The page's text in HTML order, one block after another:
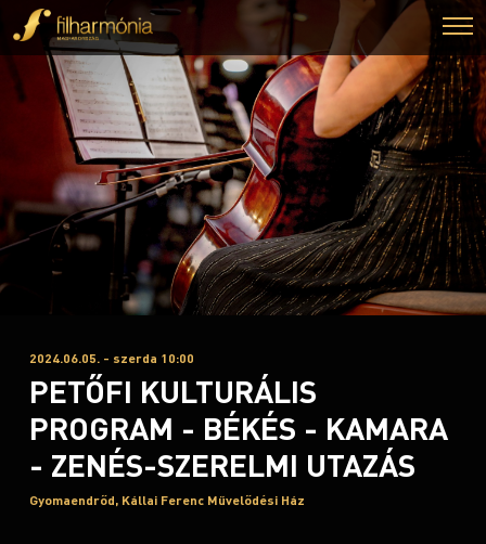
2024.06.05. - szerda 10:00
PETŐFI KULTURÁLIS
PROGRAM - BÉKÉS - KAMARA
- ZENÉS-SZERELMI UTAZÁS
Gyomaendrőd, Kállai Ferenc Művelődési Ház